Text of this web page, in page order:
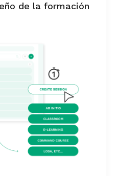
de la formación